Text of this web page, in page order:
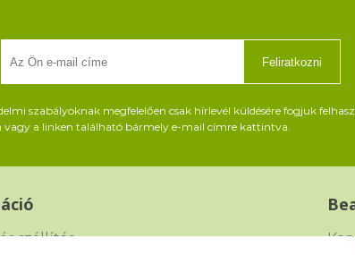
Feliratkozni
szabályoknak megfelelően csak hírlevél küldésére fogjuk
vagy a linken található bármely e-mail címre kattintva.
szállítás